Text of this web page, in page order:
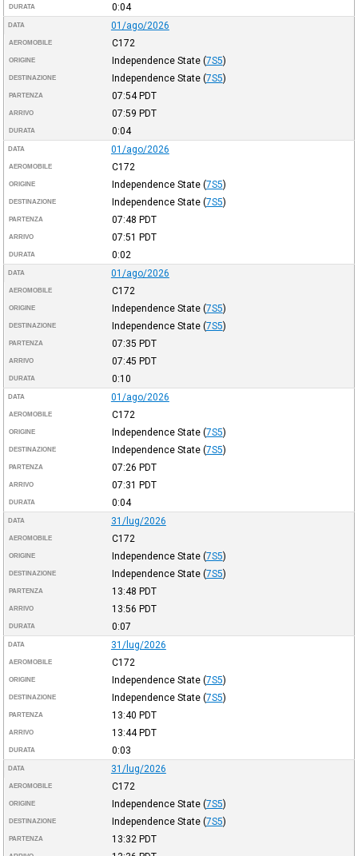
DURATA 0:04
DATA 01/ago/2026
AEROMOBILE C172
ORIGINE Independence State (7S5)
DESTINAZIONE Independence State (7S5)
PARTENZA 07:54PDT
ARRIVO 07:59 PDT
DURATA 0:04
DATA 01/ago/2026
AEROMOBILE C172
ORIGINE Independence State (7S5)
DESTINAZIONE Independence State (7S5)
PARTENZA 07:48 PDT
ARRIVO 07:51 PDT
DURATA 0:02
DATA 01/ago/2026
AEROMOBILE C172
ORIGINE Independence State (7S5)
DESTINAZIONE Independence State (7S5)
PARTENZA 07:35 PDT
ARRIVO 07:45 PDT
DURATA 0:10
DATA 01/ago/2026
AEROMOBILE C172
ORIGINE Independence State (7S5)
DESTINAZIONE Independence State (7S5)
PARTENZA 07:26 PDT
ARRIVO 07:31 PDT
DURATA 0:04
DATA 31/lug/2026
AEROMOBILE C172
ORIGINE Independence State (7S5)
DESTINAZIONE Independence State (7S5)
PARTENZA 13:48 PDT
ARRIVO 13:56 PDT
DURATA 0:07
DATA 31/lug/2026
AEROMOBILE C172
ORIGINE Independence State (7S5)
DESTINAZIONE Independence State (7S5)
PARTENZA 13:40 PDT
ARRIVO 13:44PDT
DURATA 0:03
DATA 31/lug/2026
AEROMOBILE C172
ORIGINE Independence State (7S5)
DESTINAZIONE Independence State (7S5)
PARTENZA 13:32 PDT